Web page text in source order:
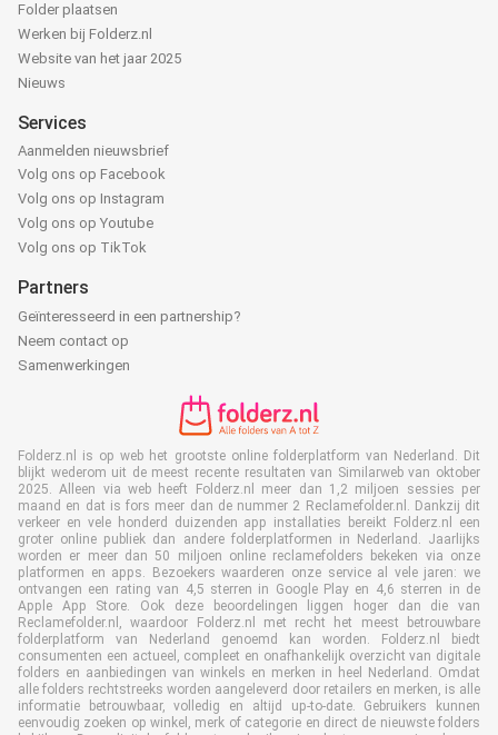
Folder plaatsen
Werken bij Folderz.nl
Website van het jaar 2025
Nieuws
Services
Aanmelden nieuwsbrief
Volg ons op Facebook
Volg ons op Instagram
Volg ons op Youtube
Volg ons op TikTok
Partners
Geïnteresseerd in een partnership?
Neem contact op
Samenwerkingen
Folderz.nl is op web het grootste online folderplatform van Nederland. Dit
blijkt wederom uit de meest recente resultaten van Similarweb van oktober
2025. Alleen via web heeft Folderz.nl meer dan 1,2 miljoen sessies per
maand en dat is fors meer dan de nummer 2 Reclamefolder.nl. Dankzij dit
verkeer en vele honderd duizenden app installaties bereikt Folderz.nl een
groter online publiek dan andere folderplatformen in Nederland. Jaarlijks
worden er meer dan 50 miljoen online reclamefolders bekeken via onze
platformen en apps. Bezoekers waarderen onze service al vele jaren: we
ontvangen een rating van 4,5 sterren in Google Play en 4,6 sterren in de
Apple App Store. Ook deze beoordelingen liggen hoger dan die van
Reclamefolder.nl, waardoor Folderz.nl met recht het meest betrouwbare
folderplatform van Nederland genoemd kan worden. Folderz.nl biedt
consumenten een actueel, compleet en onafhankelijk overzicht van digitale
folders en aanbiedingen van winkels en merken in heel Nederland. Omdat
alle folders rechtstreeks worden aangeleverd door retailers en merken, is alle
informatie betrouwbaar, volledig en altijd up-to-date. Gebruikers kunnen
eenvoudig zoeken op winkel, merk of categorie en direct de nieuwste folders